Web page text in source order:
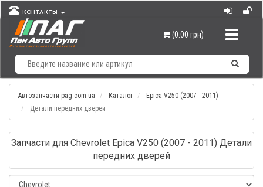
КОНТАКТЫ
(0.00 грн)
Автозапчасти pag.com.ua Каталог
Epica V250 (2007 - 2011)
Детали передних дверей
Запчасти для Chevrolet Epica V250 (2007 - 2011) Детали
передних дверей